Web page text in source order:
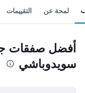
لمحة عن التقييمات
أفضل صفقات
سويدوباشي